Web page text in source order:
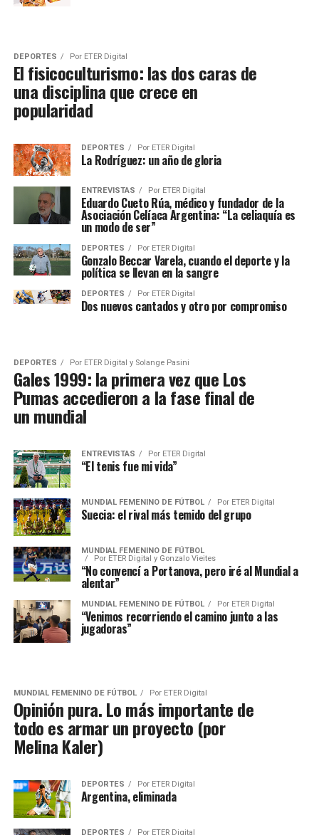
DEPORTES Por ETER Digital
El fisicoculturismo: las dos caras de
una disciplina que crece en
popularidad
DEPORTES Por ETER Digital
La Rodríguez: un año de gloria
ENTREVISTAS Por ETER Digital
Eduardo Cueto Rúa, médico y fundador de la
Asociación Celíaca Argentina: “La celiaquía es
un modo de ser”
DEPORTES Por ETER Digital
Gonzalo Beccar Varela, cuando el deporte y la
política se llevan en la sangre
DEPORTES Por ETER Digital
Dos nuevos cantados y otro por compromiso
DEPORTES Por ETER Digital y Solange Pasini
Gales 1999: la primera vez que Los
Pumas accedieron a la fase final de
un mundial
ENTREVISTAS Por ETER Digital
“El tenis fue mi vida”
MUNDIAL FEMENINO DE FÚTBOL Por ETER Digital
Suecia: el rival más temido del grupo
MUNDIAL FEMENINO DE FÚTBOL
Por ETER Digital y Gonzalo Vieites
“No convencí a Portanova, pero iré al Mundial a
alentar”
MUNDIAL FEMENINO DE FÚTBOL Por ETER Digital
“Venimos recorriendo el camino junto a las
jugadoras”
MUNDIAL FEMENINO DE FÚTBOL Por ETER Digital
Opinión pura. Lo más importante de
todo es armar un proyecto (por
Melina Kaler)
DEPORTES Por ETER Digital
Argentina, eliminada
DEPORTES Por ETER Digital